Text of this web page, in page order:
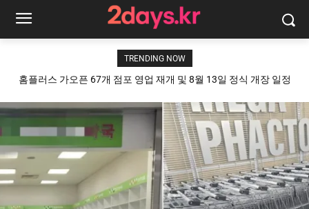
TRENDING NOW
홈플러스 가오픈 67개 점포 영업 재개 및 8월 13일 정식 개장 일정